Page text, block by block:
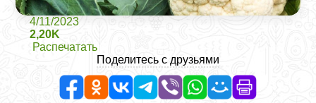
4/11/2023
2,20K
Распечатать
Поделитесь с друзьями